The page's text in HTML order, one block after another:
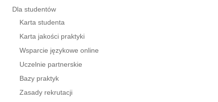
Dla studentów
Karta studenta
Karta jakości praktyki
Wsparcie językowe online
Uczelnie partnerskie
Bazy praktyk
Zasady rekrutacji